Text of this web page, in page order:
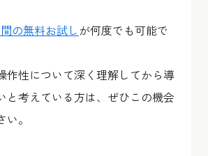
の無料お試し が何度でも可能で
作性について深く理解してから導
と考えている方は、ぜひこの機会
。